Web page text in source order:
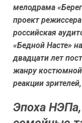
мелодрама
проект
российская
«Бедной Насте»
двадцати лет
жанру
реакции
Эпоха